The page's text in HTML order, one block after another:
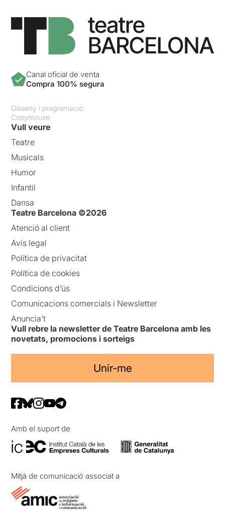
Canal oficial de venta
Compra 100% segura
Disseny i programació:
Copymouse
Vull veure
Teatre
Musicals
Humor
Infantil
Dansa
Teatre Barcelona ©2026
Atenció al client
Avís legal
Política de privacitat
Política de cookies
Condicions d’ús
Comunicacions comercials i Newsletter
Anuncia’t
Vull rebre la newsletter de Teatre Barcelona amb les
novetats, promocions i sorteigs
Unir-me
Amb el suport de
Mitjà de comunicació associat a